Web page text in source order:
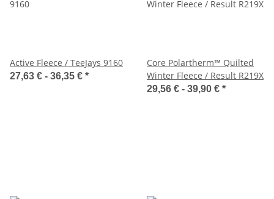
Active Fleece / TeeJays 9160
27,63 € - 36,35 € *
Core Polartherm™ Quilted
Winter Fleece / Result R219X
29,56 € - 39,90 € *